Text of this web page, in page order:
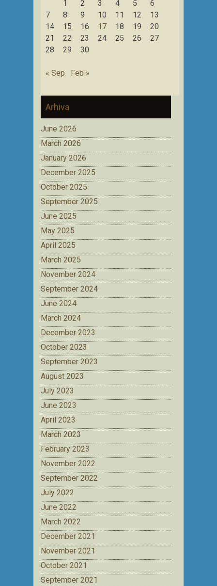
1 2 3 4 5
6
7
8 9 10 11 12
13
14
15 16 17 18 19
20
21
22 23 24 25 26
27
28
29 30
« Sep Feb »
Arhiva
June 2026
March 2026
January 2026
December 2025
October 2025
September 2025
June 2025
May 2025
April 2025
March 2025
November 2024
September 2024
June 2024
March 2024
December 2023
October 2023
September 2023
August 2023
July 2023
June 2023
April 2023
March 2023
February 2023
November 2022
September 2022
July 2022
June 2022
March 2022
December 2021
November 2021
October 2021
September 2021